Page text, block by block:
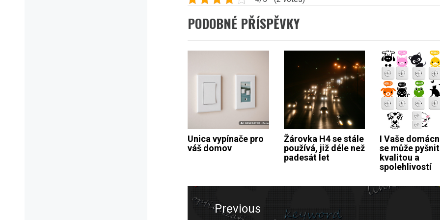
PODOBNÉ PŘÍSPĚVKY
Unica vypínače pro
váš domov
Žárovka H4 se stále
používá, již déle než
padesát let
I Vaše
se může pyšnit
kvalitou a
spolehlivostí
Navigace
pro Previous